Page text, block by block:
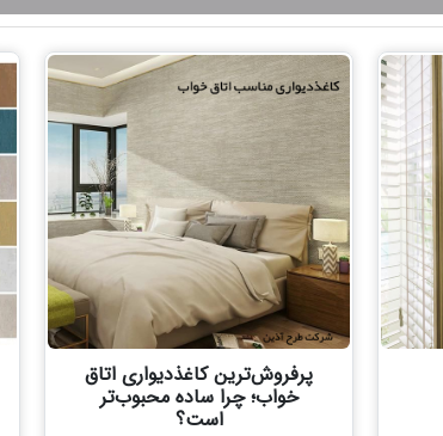
پرفروش‌ترین کاغذدیواری اتاق
خواب؛ چرا ساده محبوب‌تر
است؟